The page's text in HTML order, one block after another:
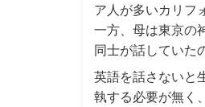
ア人が多いカリフ
一方、母は東京の
同士が話していた
英語を話さないと
執する必要が無く